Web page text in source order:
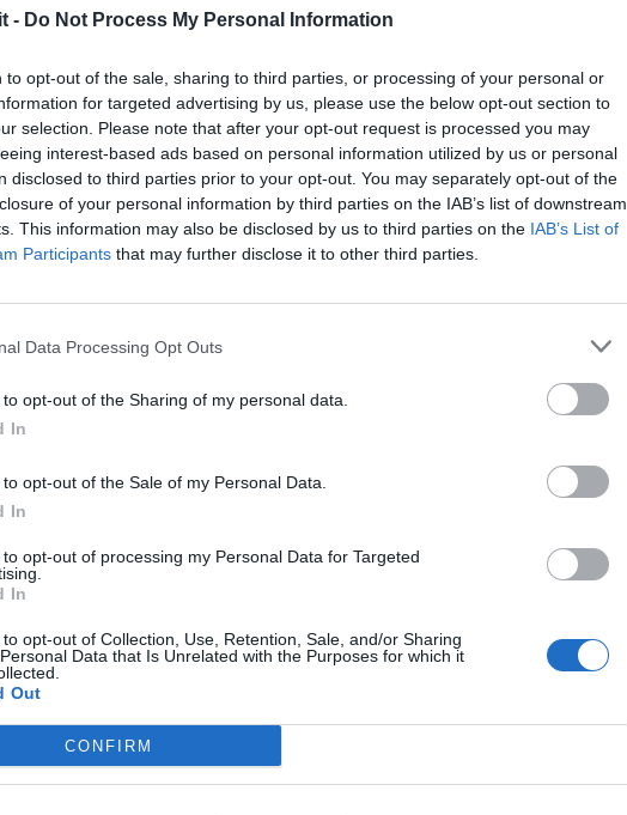
- Do Not Process My Personal Information
to opt-out of the sale, sharing to third parties, or processing of your personal or
for targeted advertising by us, please use the below opt-out section to
selection. Please note that after your opt-out request is processed you may
interest-based ads based on personal information utilized by us or personal
disclosed to third parties prior to your opt-out. You may separately opt-out of the
of your personal information by third parties on the IAB’s list of downstream
This information may also be disclosed by us to third parties on the IAB’s List of
Participants that may further disclose it to other third parties.
Data Processing Opt Outs
to opt-out of the Sharing of my personal data.
In
to opt-out of the Sale of my Personal Data.
In
to opt-out of processing my Personal Data for Targeted
In
to opt-out of Collection, Use, Retention, Sale, and/or Sharing
Data that Is Unrelated with the Purposes for which it
Out
CONFIRM
Δ%
2.100 -71,3%
— —
divisione ATECO e provincia.